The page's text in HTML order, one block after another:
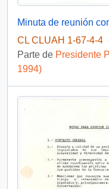
CL CLUAH 1-67-4-4
Parte de Presidente
1994)